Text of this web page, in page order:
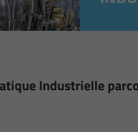
Industrielle